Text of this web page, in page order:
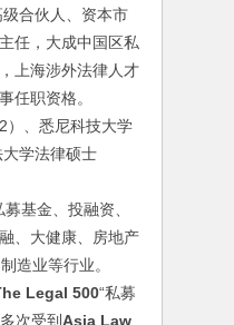
合伙人、资本市
任，大成中国区私
上海涉外法律人才
任职资格。
、悉尼科技大学
学法律硕士
基金、投融资、
、大健康、房地产
造业等行业。
Legal 500“私募
次受到Asia Law